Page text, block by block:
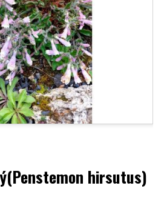
hirsutus)